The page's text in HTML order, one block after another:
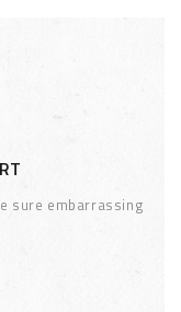
sure embarrassing